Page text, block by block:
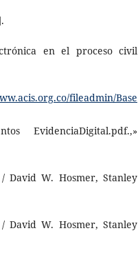
en el proceso civil
fileadmin/Base
EvidenciaDigital.pdf.,»
David W. Hosmer, Stanley
David W. Hosmer, Stanley